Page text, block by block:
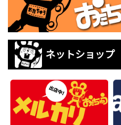
ネットショップ